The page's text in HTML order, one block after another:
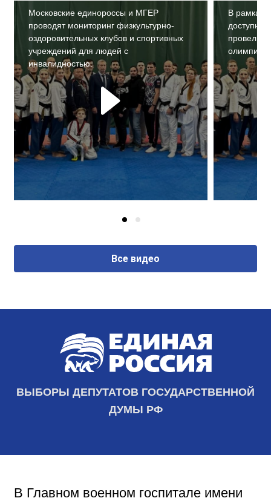
Московские единороссы и МГЕР
проводят мониторинг физкультурно-
оздоровительных клубов и спортивных
учреждений для людей с
инвалидностью.
В рамках
провели
Все видео
ВЫБОРЫ ДЕПУТАТОВ ГОСУДАРСТВЕННОЙ
ДУМЫ РФ
В Главном военном госпитале имени